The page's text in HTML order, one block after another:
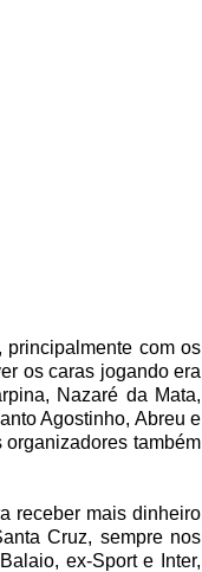
com os
os caras jogando era
Nazaré da Mata,
Agostinho, Abreu e
também
receber mais dinheiro
Cruz, sempre nos
ex-Sport e Inter,